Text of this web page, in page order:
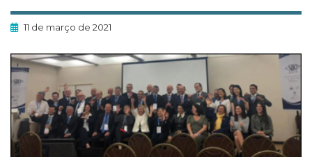
11 de março de 2021